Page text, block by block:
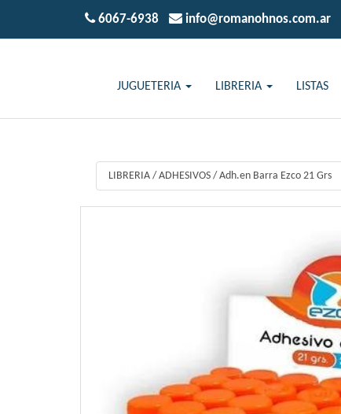
6067-6938 info@romanohnos.com.ar
JUGUETERIA LIBRERIA LISTAS
LIBRERIA / ADHESIVOS / Adh.en Barra Ezco 21 Grs